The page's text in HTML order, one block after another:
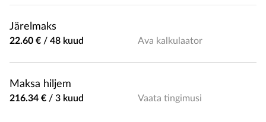
Järelmaks
22.60 € / 48 kuud Ava kalkulaator
Maksa hiljem
216.34 € / 3 kuud Vaata tingimusi